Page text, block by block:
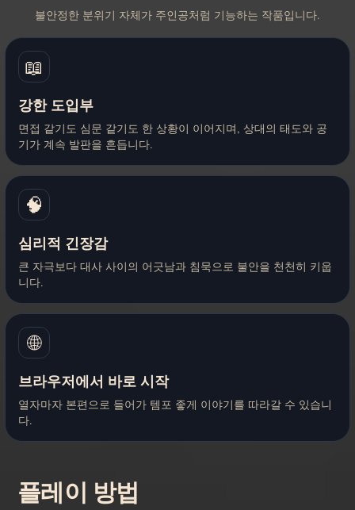
불안정한 분위기 자체가 주인공처럼 기능하는 작품입니다.
📖
강한 도입부
면접 같기도 심문 같기도 한 상황이 이어지며, 상대의 태도와 공
기가 계속 발판을 흔듭니다.
🧠
심리적 긴장감
큰 자극보다 대사 사이의 어긋남과 침묵으로 불안을 천천히 키웁
니다.
🌐
브라우저에서 바로 시작
열자마자 본편으로 들어가 템포 좋게 이야기를 따라갈 수 있습니
다.
플레이 방법